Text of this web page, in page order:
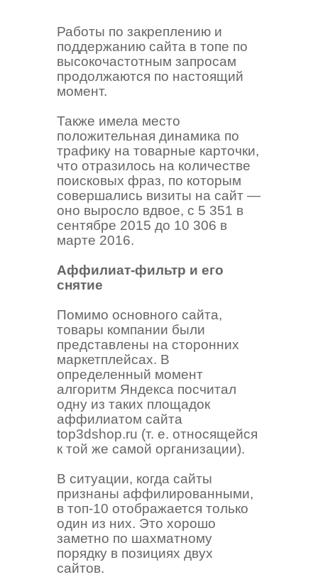
Работы по закреплению и
поддержанию сайта в топе по
высокочастотным запросам
продолжаются по настоящий
момент.
Также имела место
положительная динамика по
трафику на товарные карточки,
что отразилось на количестве
поисковых фраз, по которым
совершались визиты на сайт —
оно выросло вдвое, с 5 351 в
сентябре 2015 до 10 306 в
марте 2016.
Аффилиат-фильтр и его
снятие
Помимо основного сайта,
товары компании были
представлены на сторонних
маркетплейсах. В
определенный момент
алгоритм Яндекса посчитал
одну из таких площадок
аффилиатом сайта
top3dshop.ru (т. е. относящейся
к той же самой организации).
В ситуации, когда сайты
признаны аффилированными,
в топ-10 отображается только
один из них. Это хорошо
заметно по шахматному
порядку в позициях двух
сайтов.